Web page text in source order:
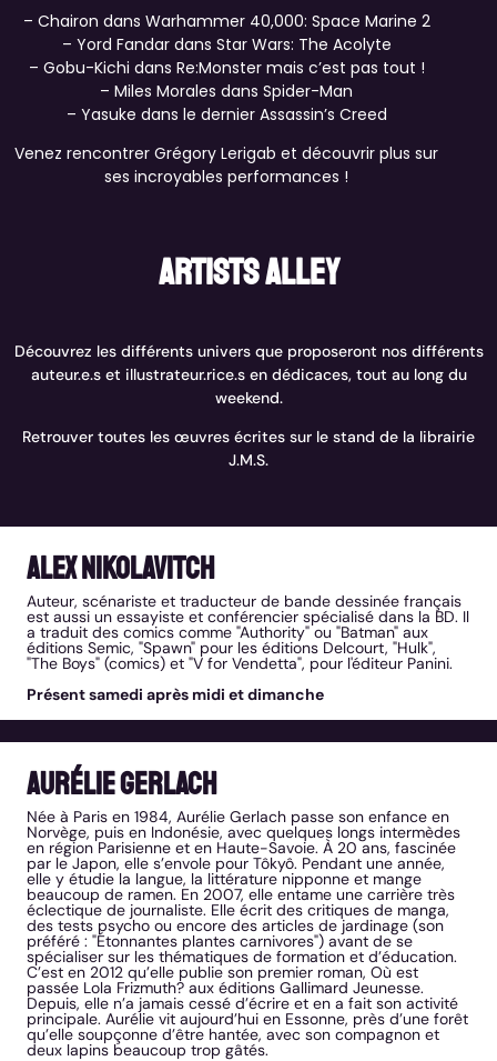
– Chairon dans Warhammer 40,000: Space Marine 2
– Yord Fandar dans Star Wars: The Acolyte
– Gobu-Kichi dans Re:Monster mais c’est pas tout !
– Miles Morales dans Spider-Man
– Yasuke dans le dernier Assassin’s Creed
Venez rencontrer Grégory Lerigab et découvrir plus sur
ses incroyables performances !
Artists alley
Découvrez les différents univers que proposeront nos différents
auteur.e.s et illustrateur.rice.s en dédicaces, tout au long du
weekend.
Retrouver toutes les œuvres écrites sur le stand de la librairie
J.M.S.
Alex Nikolavitch
Auteur, scénariste et traducteur de bande dessinée français
est aussi un essayiste et conférencier spécialisé dans la BD. Il
a traduit des comics comme "Authority" ou "Batman" aux
éditions Semic, "Spawn" pour les éditions Delcourt, "Hulk",
"The Boys" (comics) et "V for Vendetta", pour l'éditeur Panini.
Présent samedi après midi et dimanche
Aurélie Gerlach
Née à Paris en 1984, Aurélie Gerlach passe son enfance en
Norvège, puis en Indonésie, avec quelques longs intermèdes
en région Parisienne et en Haute-Savoie. À 20 ans, fascinée
par le Japon, elle s’envole pour Tôkyô. Pendant une année,
elle y étudie la langue, la littérature nipponne et mange
beaucoup de ramen. En 2007, elle entame une carrière très
éclectique de journaliste. Elle écrit des critiques de manga,
des tests psycho ou encore des articles de jardinage (son
préféré : "Étonnantes plantes carnivores") avant de se
spécialiser sur les thématiques de formation et d’éducation.
C’est en 2012 qu’elle publie son premier roman, Où est
passée Lola Frizmuth? aux éditions Gallimard Jeunesse.
Depuis, elle n’a jamais cessé d’écrire et en a fait son activité
principale. Aurélie vit aujourd’hui en Essonne, près d’une forêt
qu’elle soupçonne d’être hantée, avec son compagnon et
deux lapins beaucoup trop gâtés.